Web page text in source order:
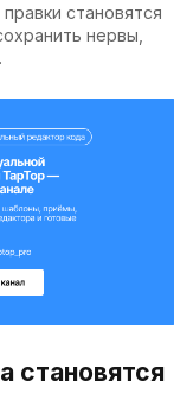
становятся
нервы,
становятся